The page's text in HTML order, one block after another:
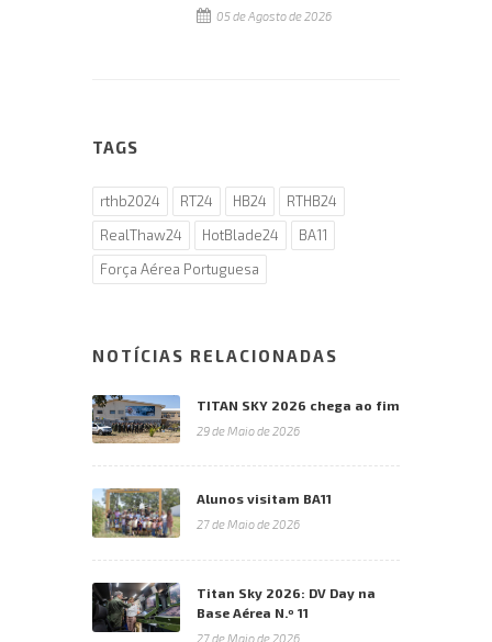
05 de Agosto de 2026
TAGS
rthb2024 RT24 HB24
RTHB24
RealThaw24
HotBlade24
BA11
Força Aérea Portuguesa
NOTÍCIAS RELACIONADAS
TITAN SKY 2026 chega ao fim
29 de Maio de 2026
Alunos visitam BA11
27 de Maio de 2026
Titan Sky 2026: DV Day na
Base Aérea N.º 11
27 de Maio de 2026